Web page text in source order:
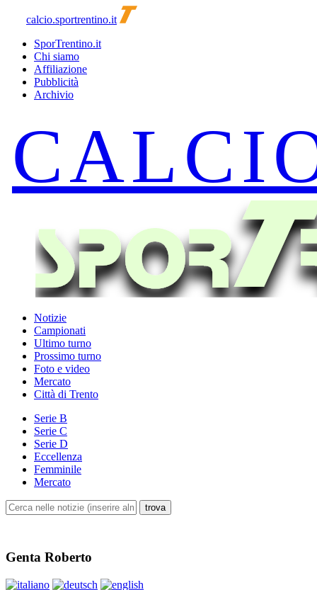
calcio.sportrentino.it
SporTrentino.it
Chi siamo
Affiliazione
Pubblicità
Archivio
Notizie
Campionati
Ultimo turno
Prossimo turno
Foto e video
Mercato
Città di Trento
Serie B
Serie C
Serie D
Eccellenza
Femminile
Mercato
Genta Roberto